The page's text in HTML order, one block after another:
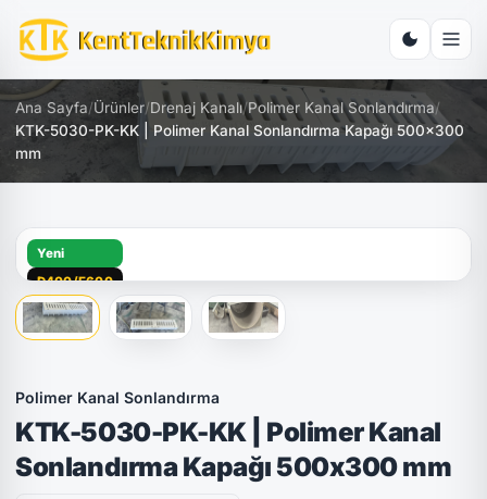
Ana Sayfa/Ürünler/Drenaj Kanalı/Polimer Kanal Sonlandırma/
KTK-5030-PK-KK | Polimer Kanal Sonlandırma Kapağı 500x300
mm
Yeni
D400/E600
Polimer Kanal Sonlandırma
KTK-5030-PK-KK | Polimer Kanal
Sonlandırma Kapağı 500x300 mm